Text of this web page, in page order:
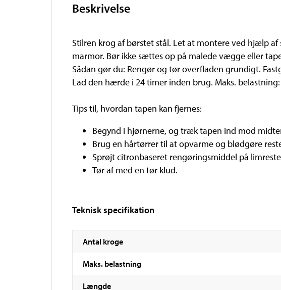
Beskrivelse
Stilren krog af børstet stål. Let at montere ved hjælp
marmor. Bør ikke sættes op på malede vægge eller
Sådan gør du: Rengør og tør overfladen grundigt.
Lad den hærde i 24 timer inden brug. Maks. belastning:
Tips til, hvordan tapen kan fjernes:
Begynd i hjørnerne, og træk tapen ind mod
Brug en hårtørrer til at opvarme og blødgøre
Sprøjt citronbaseret rengøringsmiddel på
Tør af med en tør klud.
Teknisk specifikation
Antal kroge
Maks. belastning
Længde